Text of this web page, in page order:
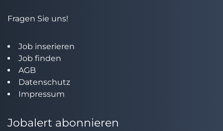
Fragen Sie uns!
Job inserieren
Job finden
AGB
Datenschutz
Impressum
Jobalert abonnieren